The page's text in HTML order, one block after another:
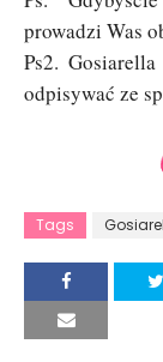
prowadzi Was
Ps2.
odpisywać ze
Tags